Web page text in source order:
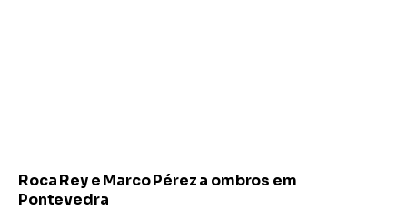
Roca Rey e Marco Pérez a ombros em
Pontevedra